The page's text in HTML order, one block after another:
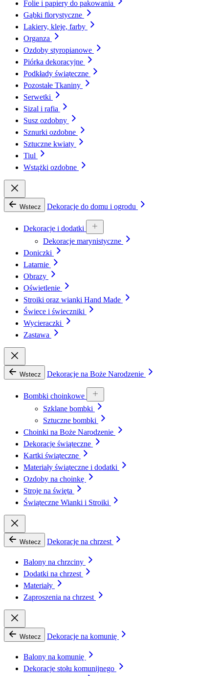
Folie i papiery do pakowania
Gąbki florystyczne
Lakiery, kleje, farby
Organza
Ozdoby styropianowe
Piórka dekoracyjne
Podkłady świąteczne
Pozostałe Tkaniny
Serwetki
Sizal i rafia
Susz ozdobny
Sznurki ozdobne
Sztuczne kwiaty
Tiul
Wstążki ozdobne
Wstecz Dekoracje do domu i ogrodu
Dekoracje i dodatki
Dekoracje marynistyczne
Doniczki
Latarnie
Obrazy
Oświetlenie
Stroiki oraz wianki Hand Made
Świece i świeczniki
Wycieraczki
Zastawa
Wstecz Dekoracje na Boże Narodzenie
Bombki choinkowe
Szklane bombki
Sztuczne bombki
Choinki na Boże Narodzenie
Dekoracje świąteczne
Kartki świąteczne
Materiały świąteczne i dodatki
Ozdoby na choinkę
Stroje na święta
Świąteczne Wianki i Stroiki
Wstecz Dekoracje na chrzest
Balony na chrzciny
Dodatki na chrzest
Materiały
Zaproszenia na chrzest
Wstecz Dekoracje na komunię
Balony na komunię
Dekoracje stołu komunijnego